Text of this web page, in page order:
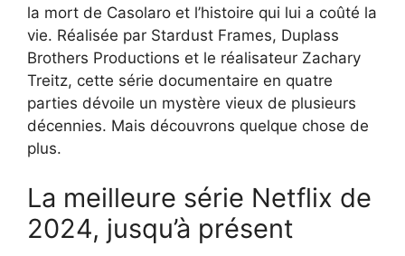
la mort de Casolaro et l’histoire qui lui a coûté la
vie. Réalisée par Stardust Frames, Duplass
Brothers Productions et le réalisateur Zachary
Treitz, cette série documentaire en quatre
parties dévoile un mystère vieux de plusieurs
décennies. Mais découvrons quelque chose de
plus.
La meilleure série Netflix de
2024, jusqu’à présent